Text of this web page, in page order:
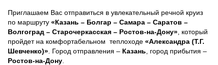
Приглашаем Вас отправиться в увлекательный речной круиз
по маршруту «Казань – Болгар – Самара – Саратов –
Волгоград – Старочеркасская – Ростов-на-Дону» , который
пройдет на комфортабельном теплоходе «Александра (Т.Г.
Шевченко)» . Город отправления – Казань , город прибытия –
Ростов-на-Дону